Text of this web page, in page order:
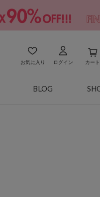
お気に入り ログイン カート
BLOG